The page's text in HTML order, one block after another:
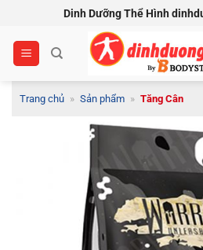
nội
dung
Dinh Dưỡng Thể Hình
Trang chủ » Sản phẩm » Tăng Cân